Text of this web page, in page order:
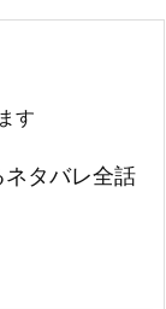
す
タバレ全話